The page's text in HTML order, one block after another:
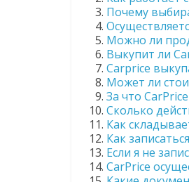
Почему
Можно ли
Выкупит ли
Carprice
Может ли
За что
Сколько
Как
Как
Если я не
CarPrice